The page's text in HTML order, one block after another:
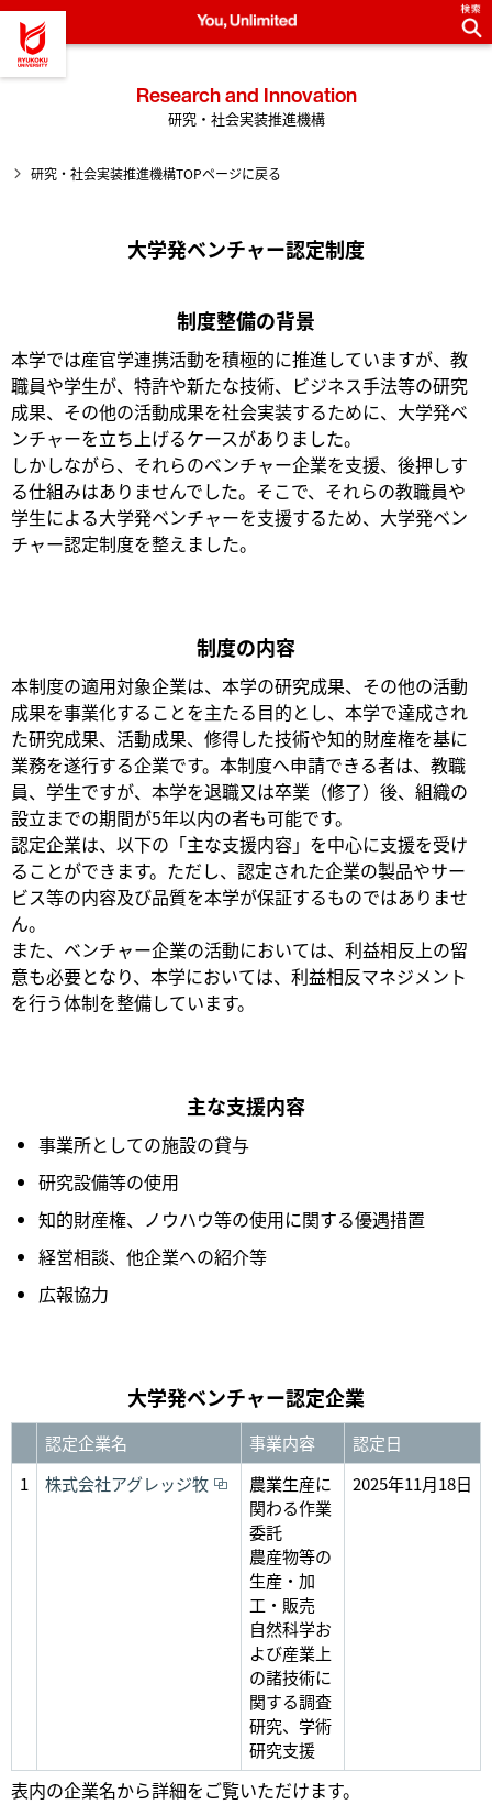
龍谷大学 You, Unlimited
Research and Innovation
研究・社会実装推進機構
研究・社会実装推進機構TOPページに戻る
大学発ベンチャー認定制度
制度整備の背景
本学では産官学連携活動を積極的に推進していますが、教
職員や学生が、特許や新たな技術、ビジネス手法等の研究
成果、その他の活動成果を社会実装するために、大学発ベ
ンチャーを立ち上げるケースがありました。
しかしながら、それらのベンチャー企業を支援、後押しす
る仕組みはありませんでした。そこで、それらの教職員や
学生による大学発ベンチャーを支援するため、大学発ベン
チャー認定制度を整えました。
制度の内容
本制度の適用対象企業は、本学の研究成果、その他の活動
成果を事業化することを主たる目的とし、本学で達成され
た研究成果、活動成果、修得した技術や知的財産権を基に
業務を遂行する企業です。本制度へ申請できる者は、教職
員、学生ですが、本学を退職又は卒業（修了）後、組織の
設立までの期間が5年以内の者も可能です。
認定企業は、以下の「主な支援内容」を中心に支援を受け
ることができます。ただし、認定された企業の製品やサー
ビス等の内容及び品質を本学が保証するものではありませ
ん。
また、ベンチャー企業の活動においては、利益相反上の留
意も必要となり、本学においては、利益相反マネジメント
を行う体制を整備しています。
主な支援内容
事業所としての施設の貸与
研究設備等の使用
知的財産権、ノウハウ等の使用に関する優遇措置
経営相談、他企業への紹介等
広報協力
大学発ベンチャー認定企業
認定企業名 事業内容
認定日
1
株式会社アグレッジ牧
農業生産に
関わる作業
委託
農産物等の
生産・加
工・販売
自然科学お
よび産業上
の諸技術に
関する調査
研究、学術
研究支援
2025年11月18日
表内の企業名から詳細をご覧いただけます。